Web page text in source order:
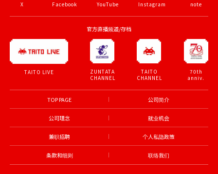
X Facebook YouTube Instagram note
官方直播频道/存档
TAITO LIVE
ZUNTATA
CHANNEL
TAITO
CHANNEL
70th
anniv.
TOP PAGE 公司简介
公司理念 就业机会
兼职招聘 个人私隐政策
条款和细则 联络我们